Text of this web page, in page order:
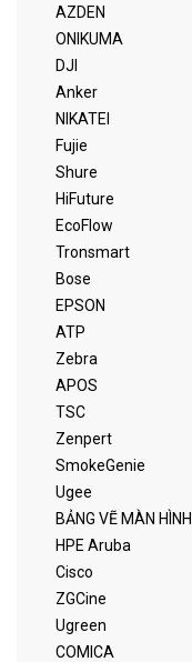
AZDEN
ONIKUMA
DJI
Anker
NIKATEI
Fujie
Shure
HiFuture
EcoFlow
Tronsmart
Bose
EPSON
ATP
Zebra
APOS
TSC
Zenpert
SmokeGenie
Ugee
BẢNG VẼ MÀN HÌNH
HPE Aruba
Cisco
ZGCine
Ugreen
COMICA